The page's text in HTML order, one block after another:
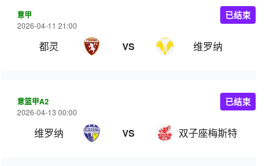
意甲
2026-04-11 21:00
都灵 VS 维罗纳
已结束
意篮甲A2
2026-04-13 00:00
维罗纳 VS 双子座梅斯特
已结束